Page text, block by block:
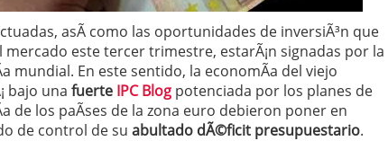
asÃ­ como las oportunidades de inversiÃ³n que
este tercer trimestre, estarÃ¡n signadas por la
mundial. En este sentido, la economÃ­a del viejo
bajo una fuerte IPC Blog potenciada por los planes de
de los paÃ­ses de la zona euro debieron poner en
de control de su abultado dÃ©ficit presupuestario.